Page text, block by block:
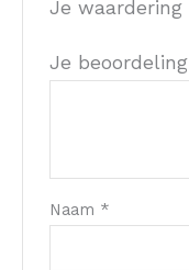
Je waardering
Je beoordeling
Naam *